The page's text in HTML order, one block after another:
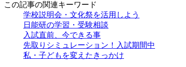
この記事の関連キーワード
学校説明会・文化祭を活用しよう
日能研の学習・受験相談
入試直前、今できる事
先取りシミュレーション！入試期間中
私・子どもを変えたきっかけ